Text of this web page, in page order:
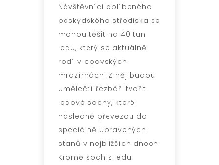
Návštěvníci oblíbeného
beskydského střediska se
mohou těšit na 40 tun
ledu, který se aktuálně
rodí v opavských
mrazírnách. Z něj budou
umělečtí řezbáři tvořit
ledové sochy, které
následně převezou do
speciálně upravených
stanů v nejbližších dnech.
Kromě soch z ledu